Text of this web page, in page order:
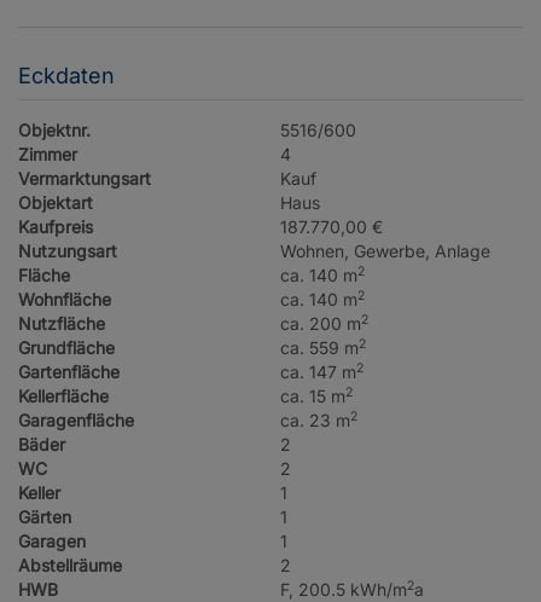
Eckdaten
Objektnr.
5516/600
Zimmer
4
Vermarktungsart
Kauf
Objektart
Haus
Kaufpreis
187.770,00 €
Nutzungsart
Wohnen Gewerbe Anlage
Fläche
ca. 140 m2
Wohnfläche ca. 140 m2
Nutzfläche ca. 200 m2
Grundfläche ca. 559 m2
Gartenfläche ca. 147 m2
Kellerfläche ca. 15 m2
Garagenfläche ca. 23 m2
Bäder
2
WC
2
Keller
1
Gärten
1
Garagen
1
Abstellräume
2
HWB
F, 200.5 kWh/m2a